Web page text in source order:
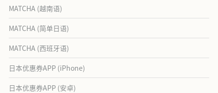
MATCHA (越南语)
MATCHA (简单日语)
MATCHA (西班牙语)
日本优惠券APP (iPhone)
日本优惠券APP (安卓)